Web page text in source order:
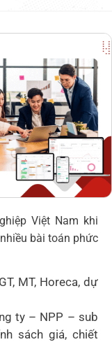
Việt Nam khi
bài toán phức
MT, Horeca, dự
ty – NPP – sub
sách giá, chiết